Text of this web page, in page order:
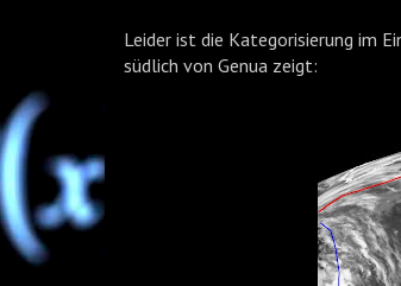
Leider ist die Kategorisierung im
südlich von Genua zeigt: